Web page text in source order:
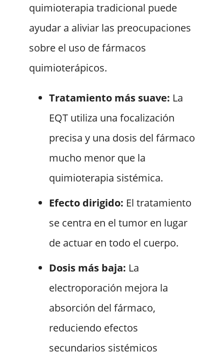
quimioterapia tradicional puede
ayudar a aliviar las preocupaciones
sobre el uso de fármacos
quimioterápicos.
Tratamiento más suave: La
EQT utiliza una focalización
precisa y una dosis del fármaco
mucho menor que la
quimioterapia sistémica.
Efecto dirigido: El tratamiento
se centra en el tumor en lugar
de actuar en todo el cuerpo.
Dosis más baja: La
electroporación mejora la
absorción del fármaco,
reduciendo efectos
secundarios sistémicos